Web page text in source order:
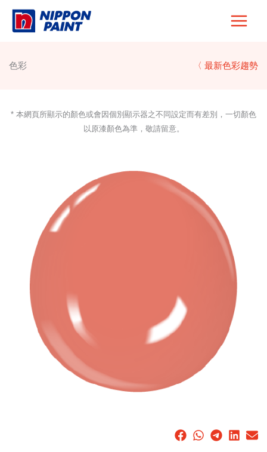
Skip
色彩 〈 最新色彩趨勢
* 本網頁所顯示的顏色或會因個別顯示器之不同設定而有差別，一切顏色
以原漆顏色為準，敬請留意。